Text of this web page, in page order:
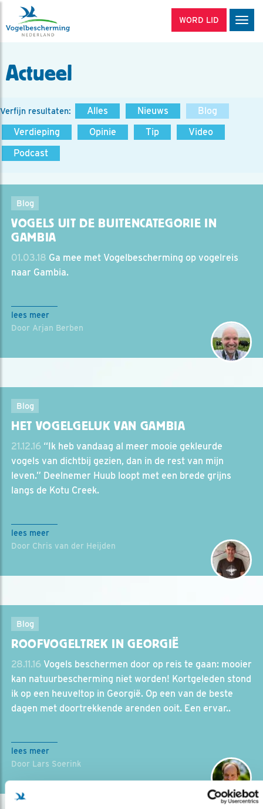
WORD LID
Actueel
Verfijn resultaten: Alles Nieuws
Blog
Verdieping
Opinie Tip
Video
Podcast
Blog
VOGELS UIT DE BUITENCATEGORIE IN
GAMBIA
01.03.18 Ga mee met Vogelbescherming op vogelreis
naar Gambia.
lees meer
Door Arjan Berben
Blog
HET VOGELGELUK VAN GAMBIA
21.12.16 “Ik heb vandaag al meer mooie gekleurde
vogels van dichtbij gezien, dan in de rest van mijn
leven.” Deelnemer Huub loopt met een brede grijns
langs de Kotu Creek.
lees meer
Door Chris van der Heijden
Blog
ROOFVOGELTREK IN GEORGIË
28.11.16 Vogels beschermen door op reis te gaan: mooier
kan natuurbescherming niet worden! Kortgeleden stond
ik op een heuveltop in Georgië. Op een van de beste
dagen met doortrekkende arenden ooit. Een ervar..
lees meer
Door Lars Soerink